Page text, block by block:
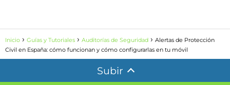
Inicio Guías y Tutoriales Auditorías de Seguridad
Alertas de Protección
Civil en España: cómo funcionan y cómo configurarlas en tu móvil
Subir